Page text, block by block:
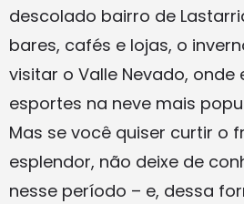
descolado bairro de
bares, cafés e lojas, o
visitar o Valle Nevado,
esportes na neve mais
Mas se você quiser curtir o
esplendor, não deixe de
nesse período – e, dessa